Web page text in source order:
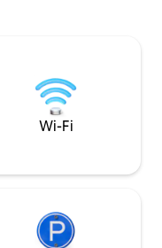
pat yra skalbykla
ekologiškais
Nemokama
kūrenamos
Wi-Fi